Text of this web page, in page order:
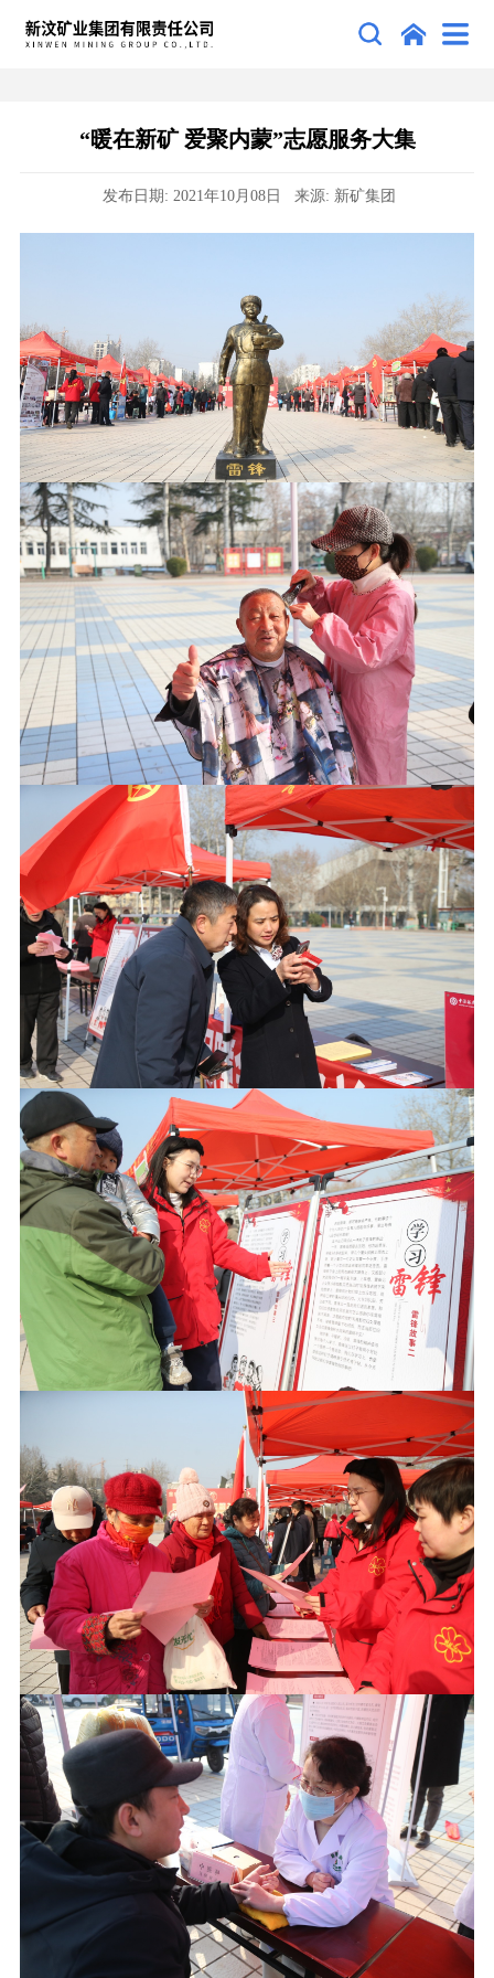
“暖在新矿 爱聚内蒙”志愿服务大集
发布日期: 2021年10月08日 来源: 新矿集团